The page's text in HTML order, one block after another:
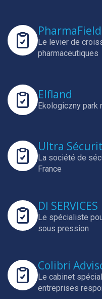
Le levier de
pharmaceutiques
Elfland
Ekologiczny park
Ultra
La société de
France
DI SERVICES
Le spécialiste
sous pression
Colibri
Le cabinet
entreprises